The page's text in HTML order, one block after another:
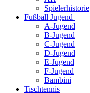
Spielerhistorie
Fußball Jugend
A-Jugend
B-Jugend
C-Jugend
D-Jugend
E-Jugend
F-Jugend
Bambini
Tischtennis